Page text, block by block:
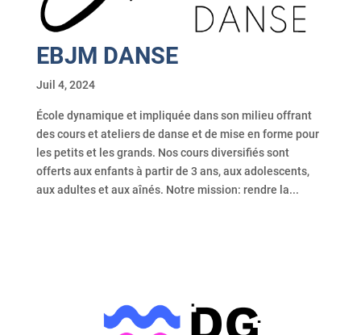
EBJM DANSE
Juil 4, 2024
École dynamique et impliquée dans son milieu offrant
des cours et ateliers de danse et de mise en forme pour
les petits et les grands. Nos cours diversifiés sont
offerts aux enfants à partir de 3 ans, aux adolescents,
aux adultes et aux aînés. Notre mission: rendre la...